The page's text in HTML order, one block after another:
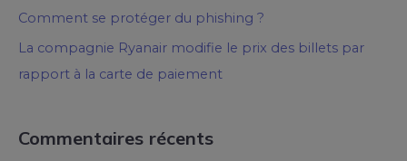
Comment se protéger du phishing ?
La compagnie Ryanair modifie le prix des billets par
rapport à la carte de paiement
Commentaires récents